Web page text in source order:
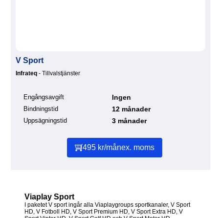
V Sport
Infrateq - Tillvalstjänster
Engångsavgift Ingen
Bindningstid 12 månader
Uppsägningstid 3 månader
495 kr/månex. moms
Viaplay Sport
I paketet V sport ingår alla Viaplaygroups sportkanaler, V Sport
HD, V Fotboll HD, V Sport Premium HD, V Sport Extra HD, V